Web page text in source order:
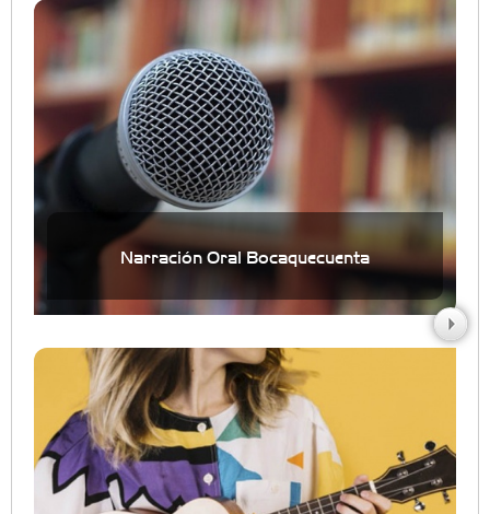
Narración Oral Bocaquecuenta